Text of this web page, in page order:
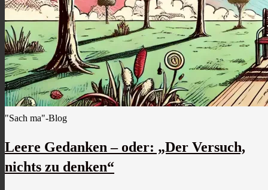
"Sach ma"-Blog
Leere Gedanken – oder: „Der Versuch,
nichts zu denken“